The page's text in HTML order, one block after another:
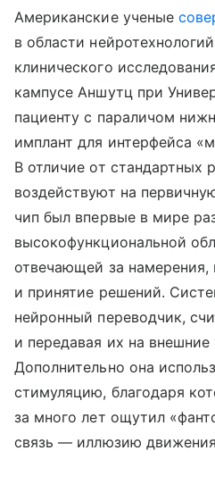
Американские ученые
в области
клинического
кампусе Аншутц при
пациенту с параличом
имплант для интерфейса
В отличие от стандартных
воздействуют на
чип был впервые в мире
высокофункциональной
отвечающей за намерения,
и принятие решений.
нейронный переводчик,
и передавая их на внешние
Дополнительно она
стимуляцию, благодаря
за много лет ощутил
связь — иллюзию